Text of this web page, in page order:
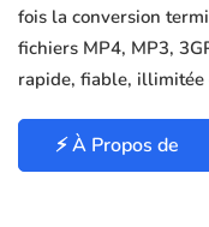
fois la conversion
fichiers MP4, MP3,
rapide, fiable, illimitée
⚡ À Propos de